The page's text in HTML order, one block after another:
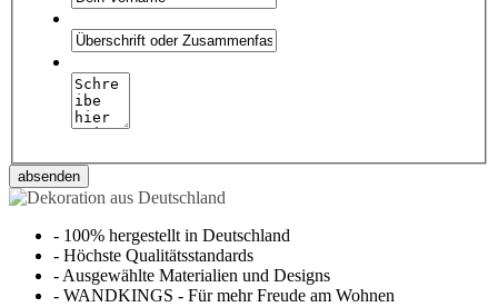
absenden
- 100% hergestellt in Deutschland
- Höchste Qualitätsstandards
- Ausgewählte Materialien und Designs
- WANDKINGS - Für mehr Freude am Wohnen